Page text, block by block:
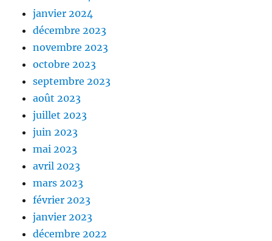
janvier 2024
décembre 2023
novembre 2023
octobre 2023
septembre 2023
août 2023
juillet 2023
juin 2023
mai 2023
avril 2023
mars 2023
février 2023
janvier 2023
décembre 2022